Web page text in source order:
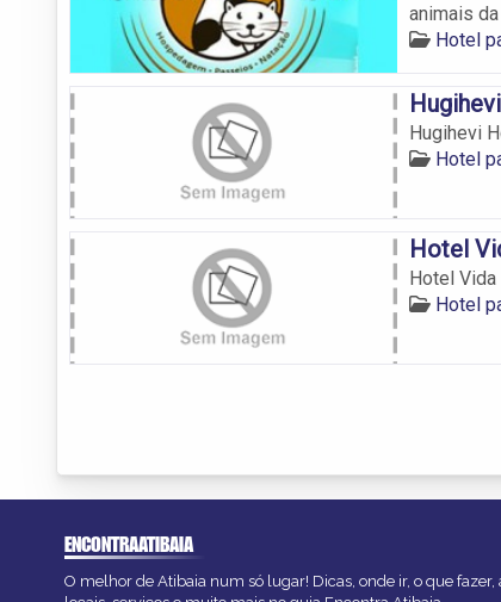
animais
Hotel
Hugihevi
Hotel
Hotel
Hotel
Hotel
ENCONTRAATIBAIA
O melhor de Atibaia num só lugar! Dicas, onde ir, o que fazer,